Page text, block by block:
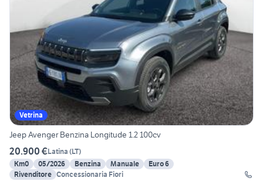
Vetrina
Jeep Avenger Benzina Longitude 1.2 100cv
20.900 €Latina (LT)
Km0
05/2026 Benzina Manuale
Euro 6
Rivenditore Concessionaria Fiori